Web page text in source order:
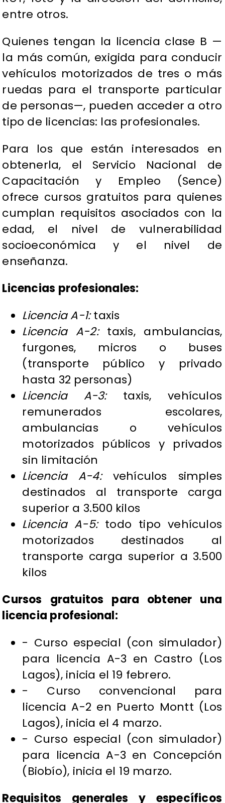
entre otros.
Quienes tengan la licencia clase B —
la más común, exigida para conducir
vehículos motorizados de tres o más
ruedas para el transporte particular
de personas—, pueden acceder a otro
tipo de licencias: las profesionales.
Para los que están interesados en
obtenerla, el Servicio Nacional de
Capacitación y Empleo (Sence)
ofrece cursos gratuitos para quienes
cumplan requisitos asociados con la
edad, el nivel de vulnerabilidad
socioeconómica y el nivel de
enseñanza.
Licencias profesionales:
Licencia A-1:taxis
Licencia A-2:taxis, ambulancias,
furgones, micros o buses
(transporte público y privado
hasta 32 personas)
Licencia A-3:taxis, vehículos
remunerados escolares,
ambulancias o vehículos
motorizados públicos y privados
sin limitación
Licencia A-4:vehículos simples
destinados al transporte carga
superior a 3.500 kilos
Licencia A-5:todo tipo vehículos
motorizados destinados al
transporte carga superior a 3.500
kilos
Cursos gratuitos para obtener una
licencia profesional:
- Curso especial (con simulador)
para licencia A-3 en Castro (Los
Lagos), inicia el 19 febrero.
- Curso convencional para
licencia A-2 en Puerto Montt (Los
Lagos), inicia el 4 marzo.
- Curso especial (con simulador)
para licencia A-3 en Concepción
(Biobío), inicia el 19 marzo.
Requisitos generales y específicos